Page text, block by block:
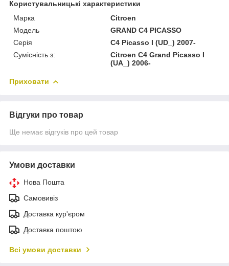
Користувальницькі характеристики
Марка
Citroen
Модель
GRAND C4 PICASSO
Серія
C4 Picasso I (UD_) 2007-
Сумісність з:
Citroen C4 Grand Picasso I
(UA_) 2006-
Приховати
Відгуки про товар
Ще немає відгуків про цей товар
Умови доставки
Нова Пошта
Самовивіз
Доставка кур'єром
Доставка поштою
Всі умови доставки